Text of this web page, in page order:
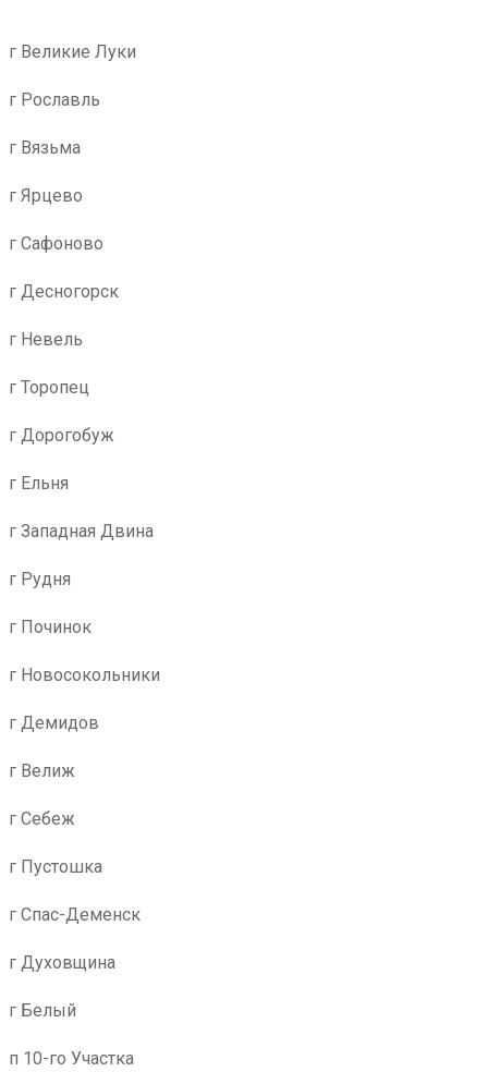
г Великие Луки
г Рославль
г Вязьма
г Ярцево
г Сафоново
г Десногорск
г Невель
г Торопец
г Дорогобуж
г Ельня
г Западная Двина
г Рудня
г Починок
г Новосокольники
г Демидов
г Велиж
г Себеж
г Пустошка
г Спас-Деменск
г Духовщина
г Белый
п 10-го Участка